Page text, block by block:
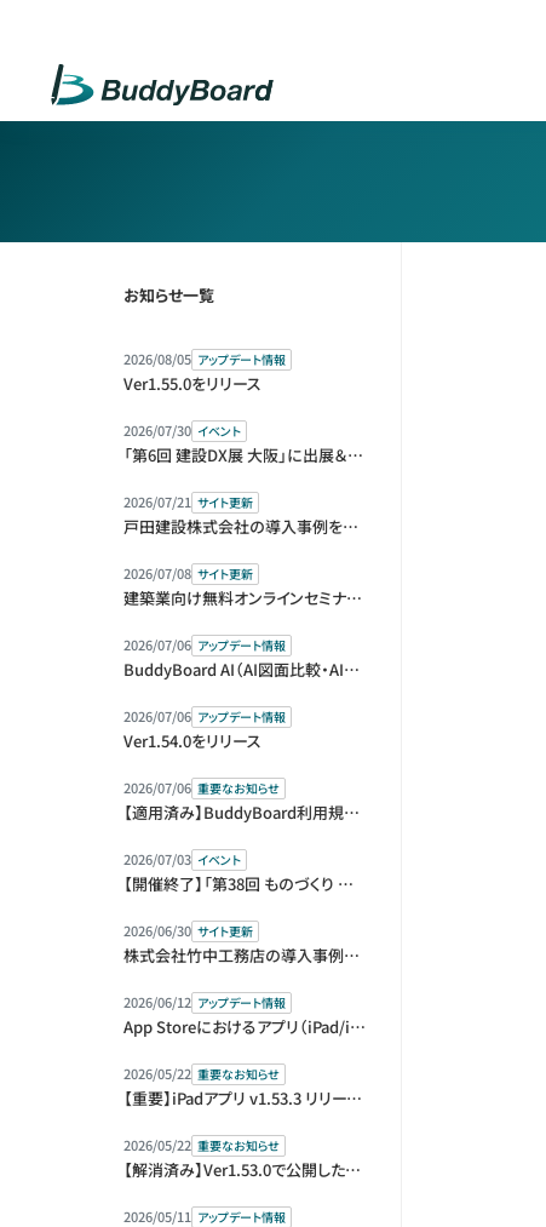
お知らせ一覧
2026/08/05 アップデート情報
Ver1.55.0をリリース
2026/07/30 イベント
「第6回 建設DX展 大阪」に出展＆セミナー登壇します
2026/07/21 サイト更新
戸田建設株式会社の導入事例を公開しました
2026/07/08 サイト更新
建築業向け無料オンラインセミナー（アーカイブ動画）を公開しました
2026/07/06 アップデート情報
BuddyBoard AI（AI図面比較・AI指摘リスト）をベータ版として提供開始
2026/07/06 アップデート情報
Ver1.54.0をリリース
2026/07/06 重要なお知らせ
【適用済み】BuddyBoard利用規約等改定のお知らせ
2026/07/03 イベント
【開催終了】「第38回 ものづくり ワールド [東京]」内「第1回 建設DX展＋（プラス）」に出展＆セミナー登壇します
2026/06/30 サイト更新
株式会社竹中工務店の導入事例を公開しました
2026/06/12 アップデート情報
App Storeにおけるアプリ（iPad/iPhone）版の販売元変更に伴う再ログインのお願い
2026/05/22 重要なお知らせ
【重要】iPadアプリ v1.53.3 リリースとアップデートのお願い
2026/05/22 重要なお知らせ
【解消済み】Ver1.53.0で公開した機能の仕様変更のお知らせ
2026/05/11 アップデート情報